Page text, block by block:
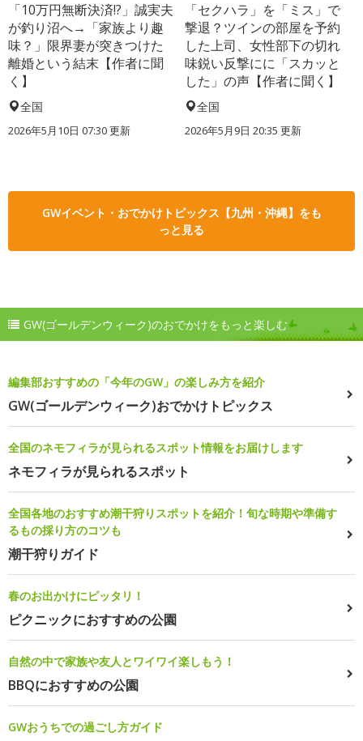
「10万円無断決済!?」誠実夫
が釣り沼へ→「家族より趣
味？」限界妻が突きつけた
離婚という結末【作者に聞
く】
全国
2026年5月10日 07:30 更新
「セクハラ」を「ミス」で
撃退？ツインの部屋を予約
した上司、女性部下の切れ
味鋭い反撃にに「スカッと
した」の声【作者に聞く】
全国
2026年5月9日 20:35 更新
GWイベント・おでかけトピックス【九州・沖縄】をも
っと見る
GW(ゴールデンウィーク)のおでかけをもっと楽しむ
編集部おすすめの「今年のGW」の楽しみ方を紹介
GW(ゴールデンウィーク)おでかけトピックス
全国のネモフィラが見られるスポット情報をお届けします
ネモフィラが見られるスポット
全国各地のおすすめ潮干狩りスポットを紹介！旬な時期や準備す
るもの採り方のコツも
潮干狩りガイド
春のお出かけにピッタリ！
ピクニックにおすすめの公園
自然の中で家族や友人とワイワイ楽しもう！
BBQにおすすめの公園
GWおうちでの過ごし方ガイド